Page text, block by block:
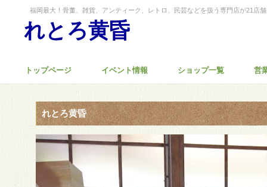
福岡最大！骨董、雑貨、アンティーク、レトロ、民芸などを扱う専門店が21店
れとろ黄昏
れとろ黄昏
トップページ イベント情報 ショップ一覧 営